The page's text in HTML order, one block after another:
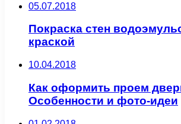
05.07.2018
Покраска стен
краской
10.04.2018
Как оформить проем
Особенности и фото-идеи